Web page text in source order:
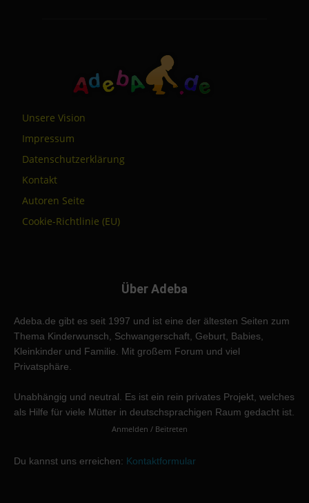
Unsere Vision
Impressum
Datenschutzerklärung
Kontakt
Autoren Seite
Cookie-Richtlinie (EU)
Über Adeba
Adeba.de gibt es seit 1997 und ist eine der ältesten Seiten zum
Thema Kinderwunsch, Schwangerschaft, Geburt, Babies,
Kleinkinder und Familie. Mit großem Forum und viel
Privatsphäre.
Unabhängig und neutral. Es ist ein rein privates Projekt, welches
als Hilfe für viele Mütter in deutschsprachigen Raum gedacht ist.
Anmelden / Beitreten
Du kannst uns erreichen: Kontaktformular